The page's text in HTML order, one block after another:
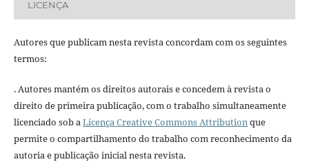
LICENÇA
Autores que publicam nesta revista concordam com os seguintes
termos:
. Autores mantém os direitos autorais e concedem à revista o
direito de primeira publicação, com o trabalho simultaneamente
licenciado sob a Licença Creative Commons Attribution que
permite o compartilhamento do trabalho com reconhecimento da
autoria e publicação inicial nesta revista.